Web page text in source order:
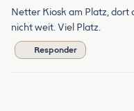
Netter Kiosk am Platz, dort
nicht weit. Viel Platz.
Responder